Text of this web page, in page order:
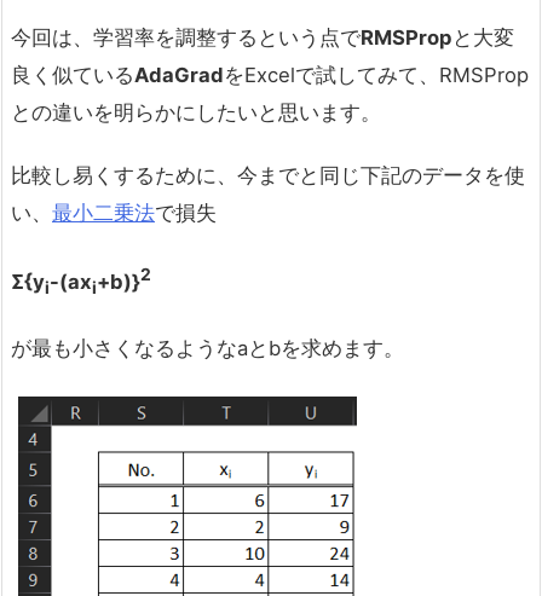
今回は、学習率を調整するという点でRMSProp と大変
良く似ているAdaGradをExcelで試してみて、RMSProp
との違いを明らかにしたいと思います。
比較し易くするために、今までと同じ下記のデータを使
い、 最小二乗法で損失
Σ{yi-(axi+b)}2
が最も小さくなるようなaとbを求めます。